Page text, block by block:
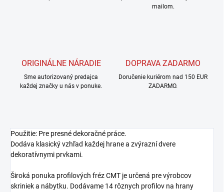
mailom.
ORIGINÁLNE NÁRADIE
Sme autorizovaný predajca
každej značky u nás v ponuke.
DOPRAVA ZADARMO
Doručenie kuriérom nad 150 EUR
ZADARMO.
Použitie: Pre presné dekoračné práce.
Dodáva klasický vzhľad každej hrane a zvýrazní dvere
dekoratívnymi prvkami.
Široká ponuka profilových fréz CMT je určená pre výrobcov
skriniek a nábytku. Dodávame 14 rôznych profilov na hrany